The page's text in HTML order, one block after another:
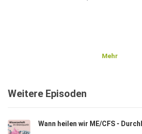
Mehr
Weitere Episoden